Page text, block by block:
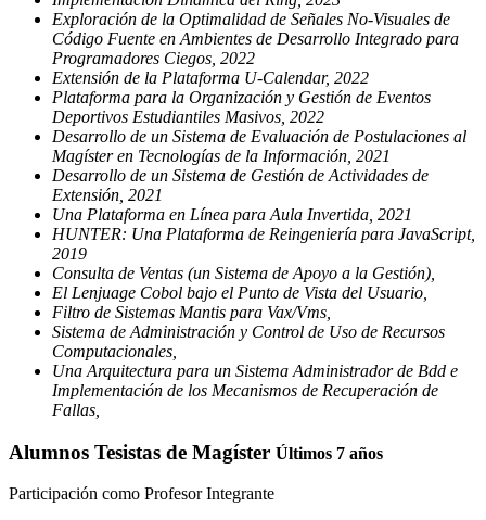
Exploración de la Optimalidad de Señales No-Visuales de
Código Fuente en Ambientes de Desarrollo Integrado para
Programadores Ciegos, 2022
Extensión de la Plataforma U-Calendar, 2022
Plataforma para la Organización y Gestión de Eventos
Deportivos Estudiantiles Masivos, 2022
Desarrollo de un Sistema de Evaluación de Postulaciones al
Magíster en Tecnologías de la Información, 2021
Desarrollo de un Sistema de Gestión de Actividades de
Extensión, 2021
Una Plataforma en Línea para Aula Invertida, 2021
HUNTER: Una Plataforma de Reingeniería para JavaScript,
2019
Consulta de Ventas (un Sistema de Apoyo a la Gestión),
El Lenjuage Cobol bajo el Punto de Vista del Usuario,
Filtro de Sistemas Mantis para Vax/Vms,
Sistema de Administración y Control de Uso de Recursos
Computacionales,
Una Arquitectura para un Sistema Administrador de Bdd e
Implementación de los Mecanismos de Recuperación de
Fallas,
Alumnos Tesistas de Magíster Últimos 7 años
Participación como Profesor Integrante